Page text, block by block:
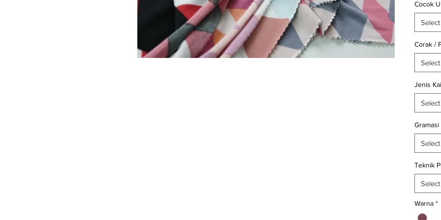
Untuk
608
Selamat
Belanja
Cocok
Select
Corak /
Select
Jenis
Select
Gramasi
Select
Teknik
Select
Warna *